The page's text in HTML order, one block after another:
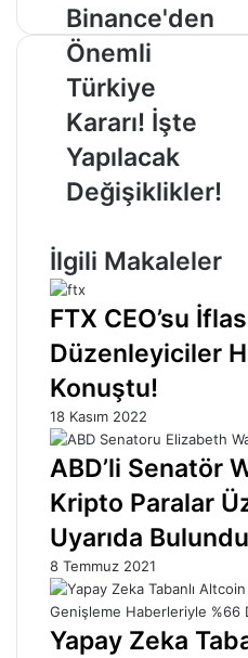
Binance'den
Önemli
Türkiye
Kararı!
İşte
Yapılacak
Değişiklikler!
Binance'den
Önemli
Türkiye
Kararı! İşte
Yapılacak
Değişiklikler!
İlgili Makaleler
FTX CEO’su
Düzenleyiciler
Konuştu!
18 Kasım 2022
ABD’li Senatör
Kripto Paralar
Uyarıda
8 Temmuz 2021
Yapay Zeka